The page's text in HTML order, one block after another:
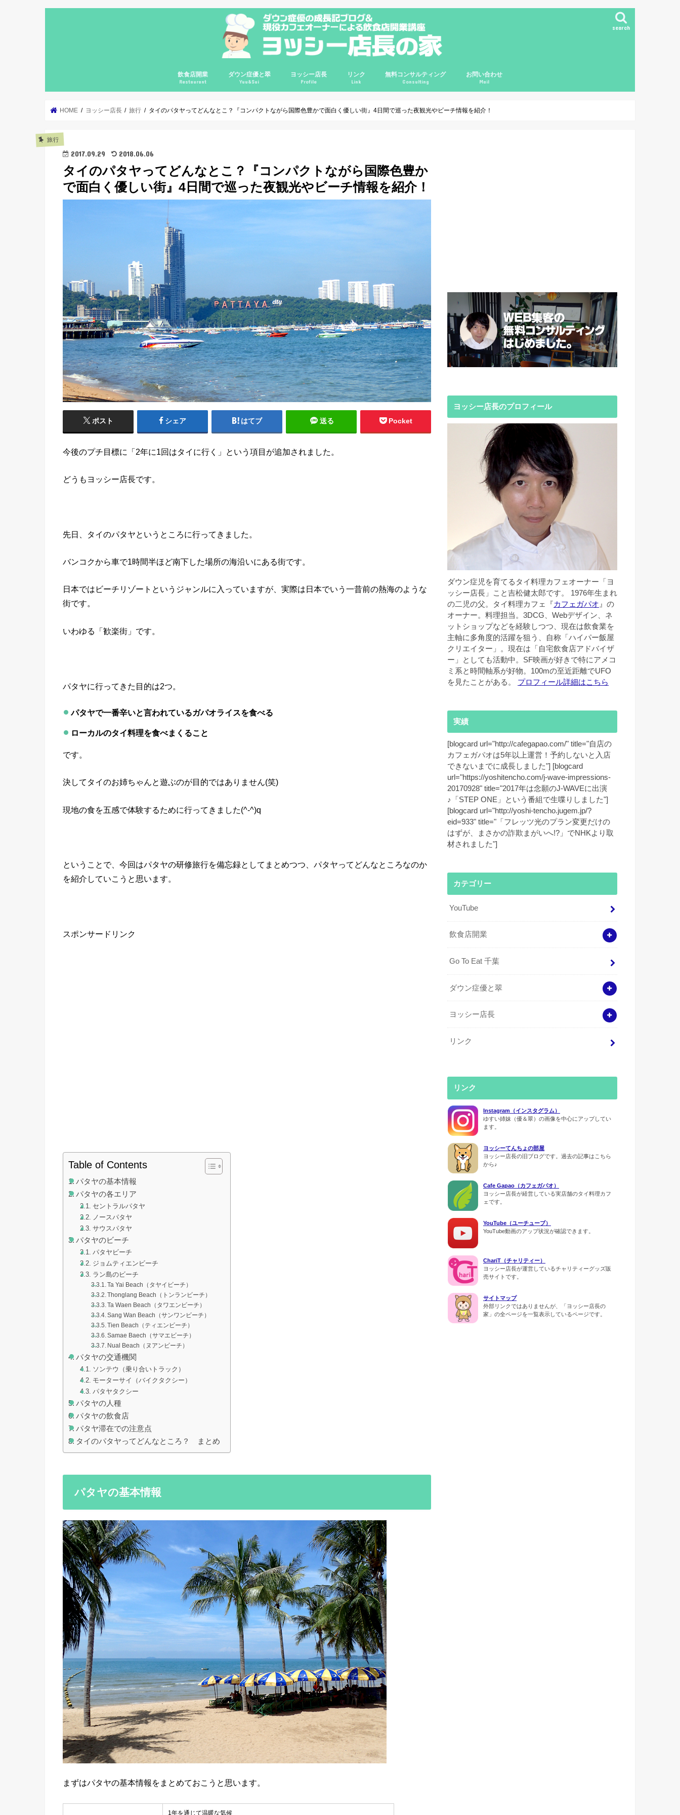
search
飲食店開業
Restaurant
ダウン症優と翠
Yuu&Sui
ヨッシー店長
Profile
リンク
Link
無料コンサルティング
Consulting
お問い合わせ
Mail
HOME ヨッシー店長 旅行 タイのパタヤってどんなとこ？『コンパクトながら国際色豊かで面白く優しい街』4日間で巡った夜観光やビーチ情報を紹介！
旅行
2017.09.29 2018.06.06
タイのパタヤってどんなとこ？『コンパクトながら国際色豊か
で面白く優しい街』4日間で巡った夜観光やビーチ情報を紹介！
ポスト シェア はてブ 送る Pocket
今後のプチ目標に「2年に1回はタイに行く」という項目が追加されました。
どうもヨッシー店長です。
先日、タイのパタヤというところに行ってきました。
バンコクから車で1時間半ほど南下した場所の海沿いにある街です。
日本ではビーチリゾートというジャンルに入っていますが、実際は日本でいう一昔前の熱海のような
街です。
いわゆる「歓楽街」です。
パタヤに行ってきた目的は2つ。
パタヤで一番辛いと言われているガパオライスを食べる
ローカルのタイ料理を食べまくること
です。
決してタイのお姉ちゃんと遊ぶのが目的ではありません(笑)
現地の食を五感で体験するために行ってきました(^-^)q
ということで、今回はパタヤの研修旅行を備忘録としてまとめつつ、パタヤってどんなところなのか
を紹介していこうと思います。
スポンサードリンク
Table of Contents
パタヤの基本情報
パタヤの各エリア
セントラルパタヤ
ノースパタヤ
サウスパタヤ
パタヤのビーチ
パタヤビーチ
ジョムティエンビーチ
ラン島のビーチ
Ta Yai Beach（タヤイビーチ）
Thonglang Beach（トンランビーチ）
Ta Waen Beach（タワエンビーチ）
Sang Wan Beach（サンワンビーチ）
Tien Beach（ティエンビーチ）
Samae Baech（サマエビーチ）
Nual Beach（ヌアンビーチ）
パタヤの交通機関
ソンテウ（乗り合いトラック）
モーターサイ（バイクタクシー）
パタヤタクシー
パタヤの人種
パタヤの飲食店
パタヤ滞在での注意点
タイのパタヤってどんなところ？ まとめ
パタヤの基本情報
まずはパタヤの基本情報をまとめておこうと思います。
1年を通じて温暖な気候
ヨッシー店長のプロフィール
ダウン症児を育てるタイ料理カフェオーナー「ヨ
ッシー店長」こと吉松健太郎です。 1976年生まれ
の二児の父。タイ料理カフェ『カフェガパオ』の
オーナー。料理担当。3DCG、Webデザイン、ネ
ットショップなどを経験しつつ、現在は飲食業を
主軸に多角度的活躍を狙う、自称「ハイパー飯屋
クリエイター」。現在は「自宅飲食店アドバイザ
ー」としても活動中。SF映画が好きで特にアメコ
ミ系と時間軸系が好物。100mの至近距離でUFO
を見たことがある。 プロフィール詳細はこちら
実績
[blogcard url="http://cafegapao.com/" title="自店の
カフェガパオは5年以上運営！予約しないと入店
できないまでに成長しました"] [blogcard
url="https://yoshitencho.com/j-wave-impressions-
20170928" title="2017年は念願のJ-WAVEに出演
♪「STEP ONE」という番組で生喋りしました"]
[blogcard url="http://yoshi-tencho.jugem.jp/?
eid=933" title="「フレッツ光のプラン変更だけの
はずが、まさかの詐欺まがいへ!?」でNHKより取
材されました"]
カテゴリー
YouTube
飲食店開業
Go To Eat 千葉
ダウン症優と翠
ヨッシー店長
リンク
リンク
Instagram（インスタグラム）
ゆすい姉妹（優＆翠）の画像を中心にアップしてい
ます。
ヨッシーてんちょの部屋
ヨッシー店長の旧ブログです。過去の記事はこちら
から♪
Cafe Gapao（カフェガパオ）
ヨッシー店長が経営している実店舗のタイ料理カフ
ェです。
YouTube（ユーチューブ）
YouTube動画のアップ状況が確認できます。
ChariT（チャリティー）
ヨッシー店長が運営しているチャリティーグッズ販
売サイトです。
サイトマップ
外部リンクではありませんが、「ヨッシー店長の
家」の全ページを一覧表示しているページです。